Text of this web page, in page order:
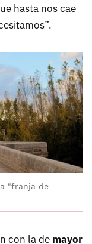
hasta nos cae
"franja de
con la de mayor